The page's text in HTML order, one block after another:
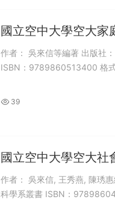
國立空中大學空大
作者： 吳來信等編著 出版社
ISBN：9789860513400 格
39
國立空中大學空大
作者： 吳來信, 王秀燕, 陳琇
科學系叢書 ISBN：